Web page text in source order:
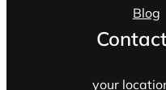
Blog
your